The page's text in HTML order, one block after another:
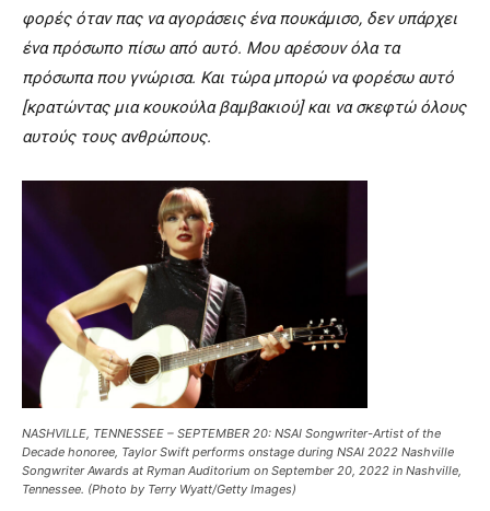
φορές όταν πας να αγοράσεις ένα πουκάμισο, δεν υπάρχει
ένα πρόσωπο πίσω από αυτό. Μου αρέσουν όλα τα
πρόσωπα που γνώρισα. Και τώρα μπορώ να φορέσω αυτό
[κρατώντας μια κουκούλα βαμβακιού] και να σκεφτώ όλους
αυτούς τους ανθρώπους.
NASHVILLE, TENNESSEE – SEPTEMBER 20: NSAI Songwriter-Artist of the
Decade honoree, Taylor Swift performs onstage during NSAI 2022 Nashville
Songwriter Awards at Ryman Auditorium on September 20, 2022 in Nashville,
Tennessee. (Photo by Terry Wyatt/Getty Images)